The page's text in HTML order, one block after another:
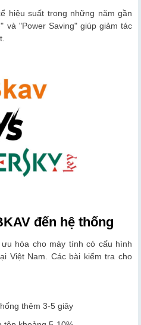
hiệu suất trong những năm gần
và "Power Saving" giúp giảm tác
đến hệ thống
hóa cho máy tính có cấu hình
Việt Nam. Các bài kiểm tra cho
thêm 3-5 giây